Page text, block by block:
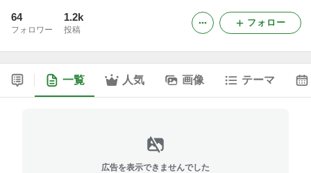
64
フォロワー
1.2k
投稿
フォロー
一覧 人気 画像 テーマ
広告を表示できませんでした